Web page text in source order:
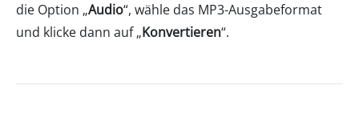
die Option „Audio“, wähle das MP3-Ausgabeformat
und klicke dann auf „Konvertieren“.